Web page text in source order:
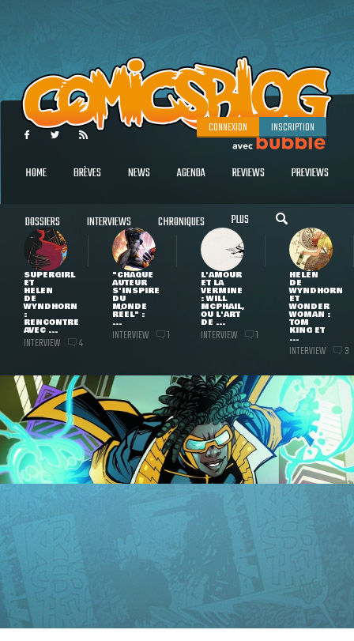
CONNEXION INSCRIPTION
HOME BRÈVES NEWS AGENDA REVIEWS PREVIEWS
DOSSIERS INTERVIEWS CHRONIQUES PLUS
SUPERGIRL
ET
HELEN
DE
WYNDHORN
:
RENCONTRE
AVEC ...
INTERVIEW 4
"CHAQUE
AUTEUR
S'INSPIRE
DU
MONDE
RÉEL" :
...
INTERVIEW 1
L'AMOUR
ET LA
VERMINE
: WILL
MCPHAIL,
OU L'ART
DE ...
INTERVIEW 1
HELEN
DE
WYNDHORN
ET
WONDER
WOMAN :
TOM
KING ET
...
INTERVIEW 3